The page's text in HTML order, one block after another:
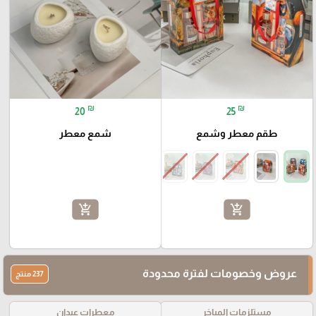
25 ₪
طقم معطر وشمع
add_shopping_cart
20 ₪
شمع معطر
add_shopping_cart
عروض وخصومات لفترة محدودة 237 منتج
مستلزمات المباخر معطرات عيدان